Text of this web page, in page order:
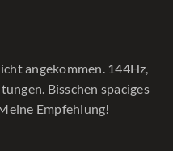
angekommen. 144Hz,
Bisschen spaciges
Empfehlung!